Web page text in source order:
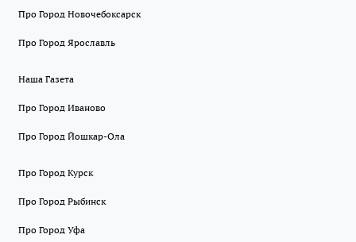
Про Город Новочебоксарск
Про Город Ярославль
Наша Газета
Про Город Иваново
Про Город Йошкар-Ола
Про Город Курск
Про Город Рыбинск
Про Город Уфа